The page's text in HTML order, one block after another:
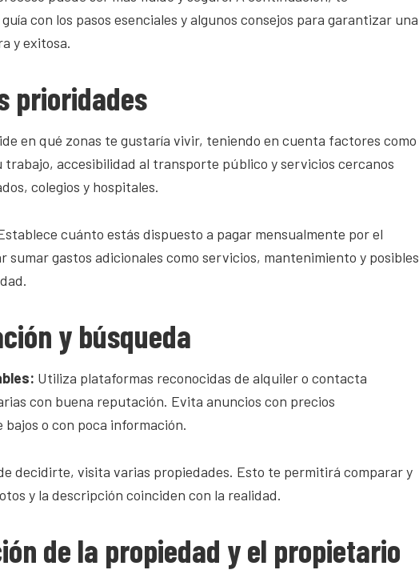
con los pasos esenciales y algunos consejos para garantizar una
y exitosa.
prioridades
en qué zonas te gustaría vivir, teniendo en cuenta factores como
trabajo, accesibilidad al transporte público y servicios cercanos
colegios y hospitales.
cuánto estás dispuesto a pagar mensualmente por el
sumar gastos adicionales como servicios, mantenimiento y posibles
y búsqueda
Utiliza plataformas reconocidas de alquiler o contacta
con buena reputación. Evita anuncios con precios
bajos o con poca información.
decidirte, visita varias propiedades. Esto te permitirá comparar y
y la descripción coinciden con la realidad.
de la propiedad y el propietario